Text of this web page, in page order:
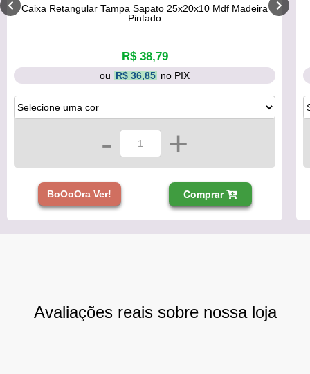
Caixa Retangular Tampa Sapato 25x20x10 Mdf Madeira
Pintado
R$ 38,79
ou R$ 36,85 no PIX
- +
BoOoOra Ver! Comprar
Avaliações reais sobre nossa loja